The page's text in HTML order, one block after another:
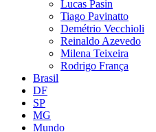
Lucas Pasin
Tiago Pavinatto
Demétrio Vecchioli
Reinaldo Azevedo
Milena Teixeira
Rodrigo França
Brasil
DF
SP
MG
Mundo